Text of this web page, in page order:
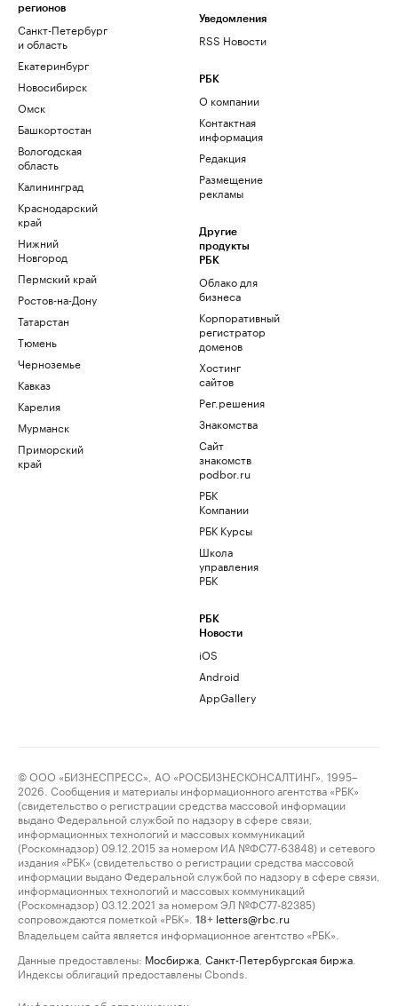
регионов
Санкт-Петербург
и область
Екатеринбург
Новосибирск
Омск
Башкортостан
Вологодская
область
Калининград
Краснодарский
край
Нижний
Новгород
Пермский край
Ростов-на-Дону
Татарстан
Тюмень
Черноземье
Кавказ
Карелия
Мурманск
Приморский
край
Уведомления
RSS Новости
РБК
О компании
Контактная
информация
Редакция
Размещение
рекламы
Другие
продукты
РБК
Облако для
бизнеса
Корпоративный
регистратор
доменов
Хостинг
сайтов
Рег.решения
Знакомства
Сайт
знакомств
podbor.ru
РБК
Компании
РБК Курсы
Школа
управления
РБК
РБК
Новости
iOS
Android
AppGallery
© ООО «БИЗНЕСПРЕСС», АО «РОСБИЗНЕСКОНСАЛТИНГ», 1995–
2026. Сообщения и материалы информационного агентства «РБК»
(свидетельство о регистрации средства массовой информации
выдано Федеральной службой по надзору в сфере связи,
информационных технологий и массовых коммуникаций
(Роскомнадзор) 09.12.2015 за номером ИА №ФС77-63848) и сетевого
издания «РБК» (свидетельство о регистрации средства массовой
информации выдано Федеральной службой по надзору в сфере связи,
информационных технологий и массовых коммуникаций
(Роскомнадзор) 03.12.2021 за номером ЭЛ №ФС77-82385)
сопровождаются пометкой «РБК».
18+ letters@rbc.ru
Владельцем сайта является информационное агентство «РБК».
Данные предоставлены: Мосбиржа Санкт-Петербургская биржа
Индексы облигаций предоставлены Cbonds.